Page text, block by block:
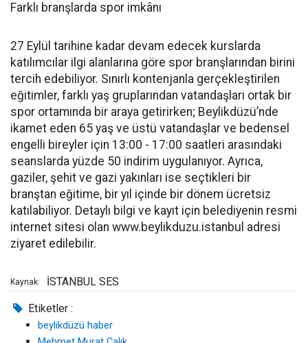
Farklı branşlarda spor imkânı
27 Eylül tarihine kadar devam edecek kurslarda
katılımcılar ilgi alanlarına göre spor branşlarından birini
tercih edebiliyor. Sınırlı kontenjanla gerçekleştirilen
eğitimler, farklı yaş gruplarından vatandaşları ortak bir
spor ortamında bir araya getirirken; Beylikdüzü’nde
ikamet eden 65 yaş ve üstü vatandaşlar ve bedensel
engelli bireyler için 13:00 - 17:00 saatleri arasındaki
seanslarda yüzde 50 indirim uygulanıyor. Ayrıca,
gaziler, şehit ve gazi yakınları ise seçtikleri bir
branştan eğitime, bir yıl içinde bir dönem ücretsiz
katılabiliyor. Detaylı bilgi ve kayıt için belediyenin resmi
internet sitesi olan www.beylikduzu.istanbul adresi
ziyaret edilebilir.
Kaynak: İSTANBUL SES
Etiketler :
beylikdüzü haber